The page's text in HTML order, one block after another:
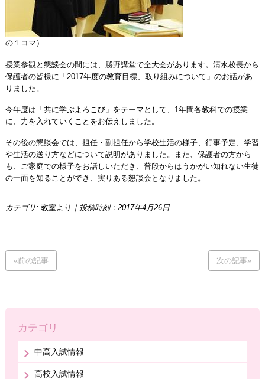
の１コマ）
授業参観と懇談会の間には、勝野講堂で全大会があります。清水校長から
保護者の皆様に「2017年度の教育目標、取り組みについて」のお話があ
りました。
今年度は「共に学ぶよろこび」をテーマとして、1年間各教科での授業
に、力を入れていくことをお伝えしました。
その後の懇談会では、担任・副担任から学校生活の様子、行事予定、学習
や生活の送り方などについて説明がありました。また、保護者の方から
も、ご家庭での様子をお話しいただき、普段からはうかがい知れない生徒
の一面を知ることができ、実りある懇談会となりました。
カテゴリ: 教室より ｜投稿時刻：2017年4月26日
«前の記事 次の記事»
カテゴリ
中高入試情報
高校入試情報